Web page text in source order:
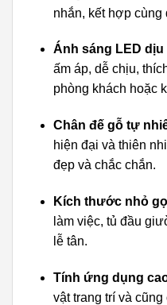
nhắn, kết hợp cùng
Ánh sáng LED dịu
ấm áp, dễ chịu,
phòng khách hoặc
Chân đế gỗ tự
hiện đại và thiên
đẹp và chắc chắn.
Kích thước nhỏ
làm việc, tủ đầu
lễ tân.
Tính ứng dụng
vật trang trí và